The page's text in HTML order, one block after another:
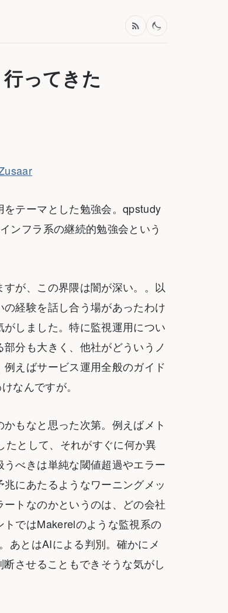
ってきた
テーマとした勉強会。qpstudy
ンフラ系の継続的勉強会という
が、この界隈は闇が深い。。以
経験を話し合う場があったわけ
しました。特に監視運用につい
分も大きく、他社がどういうノ
えばサービス運用全般のガイド
なんですが。
もなと思った次第。例えばメト
たとして、それがすぐに何か異
べきは単純な閾値超過やエラー
にあたるようなワーニングメッ
トなのかというのは、どの会社
ではMakerelのような監視系の
あとはAIによる判別。確かにメ
させることもできそうな気がし